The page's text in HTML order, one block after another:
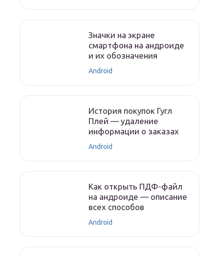
Значки на экране
смартфона на андроиде
и их обозначения
Android
История покупок Гугл
Плей — удаление
информации о заказах
Android
Как открыть ПДФ-файл
на андроиде — описание
всех способов
Android